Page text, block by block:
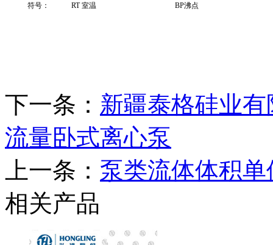
符号： RT 室温 BP沸点
下一条： 新疆泰格硅业
流量卧式离心泵
上一条： 泵类流体体积
相关产品